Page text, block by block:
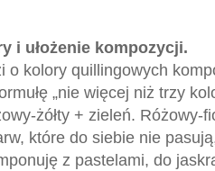
i ułożenie kompozycji.
o kolory quillingowych
„nie więcej niż trzy
żółty + zieleń. Różowy-
które do siebie nie
z pastelami, do